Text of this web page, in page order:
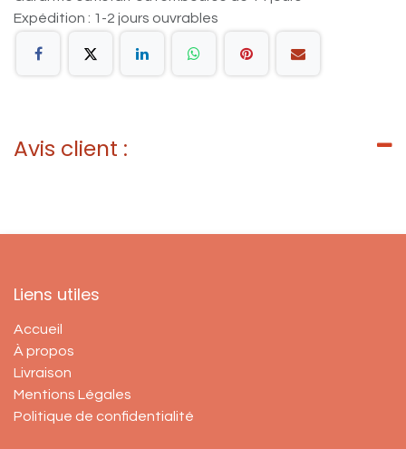
Expédition : 1-2 jours ouvrables
Avis client :
Liens utiles
Accueil
À propos
Livraison
Mentions Légales
Politique de confidentialité